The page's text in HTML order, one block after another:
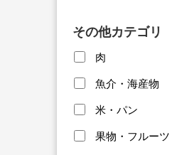
その他カテゴリ
肉
魚介・海産物
米・パン
果物・フルーツ